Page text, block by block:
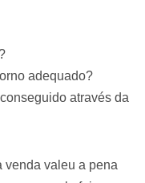
adequado?
através da
venda valeu a pena